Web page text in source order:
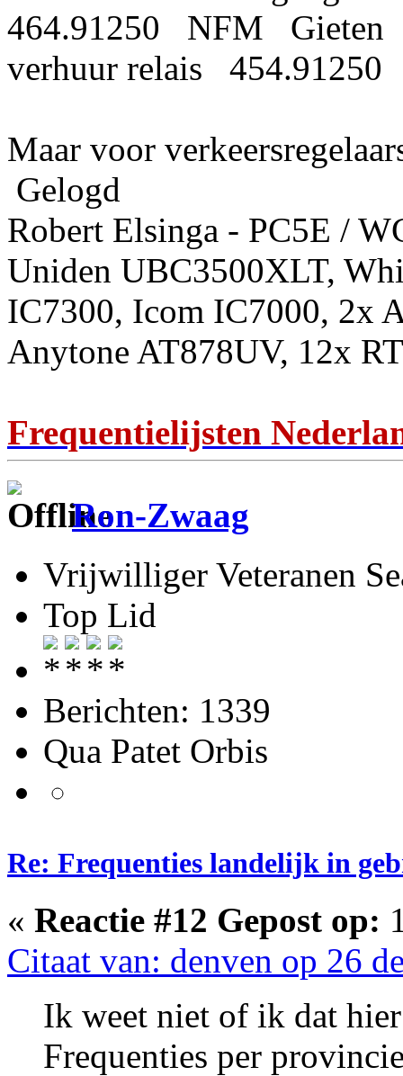
464.91250 NFM Gieten
verhuur relais 454.91250
Maar voor
Gelogd
Robert Elsinga - PC5E /
Uniden UBC3500XLT,
IC7300, Icom IC7000, 2x
Anytone AT878UV, 12x
Frequentielijsten
Ron-Zwaag
Vrijwilliger Veteranen
Top Lid
Berichten: 1339
Qua Patet Orbis
Re: Frequenties landelijk in
« Reactie #12 Gepost op:
Citaat van: denven op 26
Ik weet niet of ik dat
Frequenties per